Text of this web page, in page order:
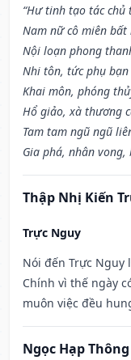
“Hư tinh tạo tác chủ
Nam nữ cô miên bất
Nội loạn phong
Nhi tôn, tức phụ bạn
Khai môn, phóng
Hổ giảo, xà thương
Tam tam ngũ ngũ
Gia phá, nhân vong,
Thập Nhị Kiến
Trực Nguy
Nói đến Trực Nguy
Chính vì thế ngày
muôn việc đều
Ngọc Hạp